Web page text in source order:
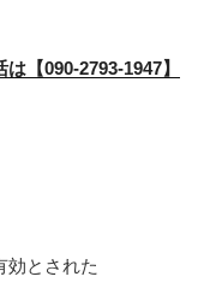
【090-2793-1947】
効とされた